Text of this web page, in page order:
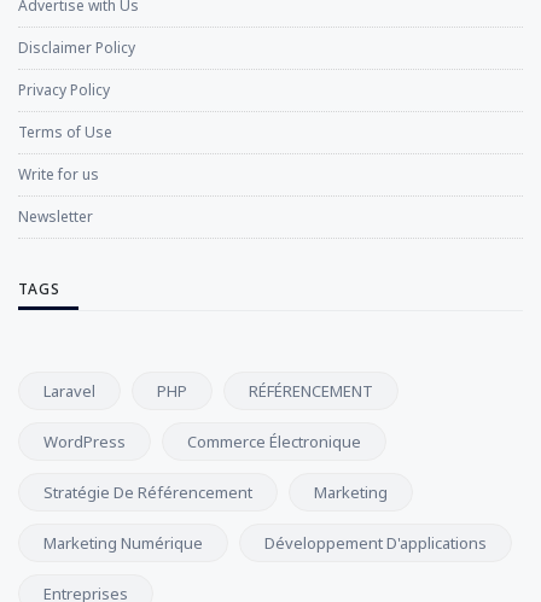
Advertise with Us
Disclaimer Policy
Privacy Policy
Terms of Use
Write for us
Newsletter
TAGS
Laravel PHP RÉFÉRENCEMENT
WordPress Commerce Électronique
Stratégie De Référencement Marketing
Marketing Numérique Développement D'applications
Entreprises